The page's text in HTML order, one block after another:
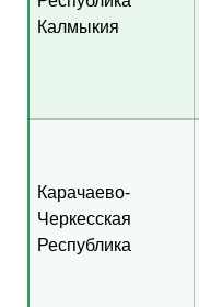
Калмыкия
Карачаево-
Черкесская
Республика